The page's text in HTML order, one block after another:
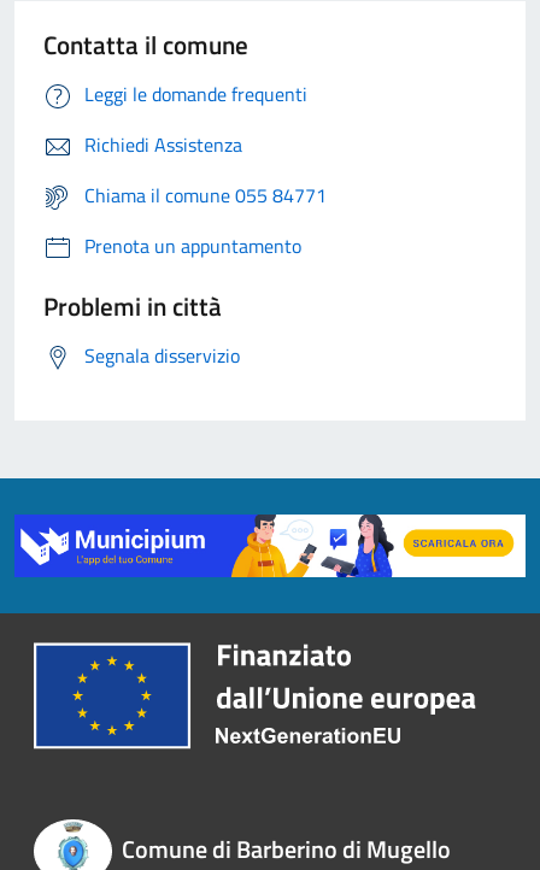
Contatta il comune
Leggi le domande frequenti
Richiedi Assistenza
Chiama il comune 055 84771
Prenota un appuntamento
Problemi in città
Segnala disservizio
Comune di Barberino di Mugello